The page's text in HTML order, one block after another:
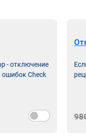
- отключение
ошибок Check